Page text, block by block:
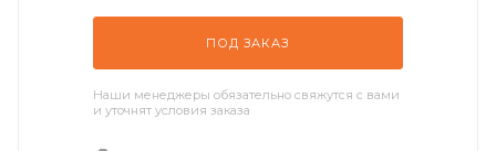
ПОД ЗАКАЗ
Наши менеджеры обязательно свяжутся с вами
и уточнят условия заказа